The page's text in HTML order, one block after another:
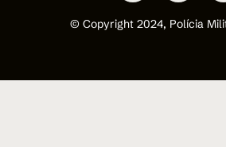
© Copyright 2024, Polícia